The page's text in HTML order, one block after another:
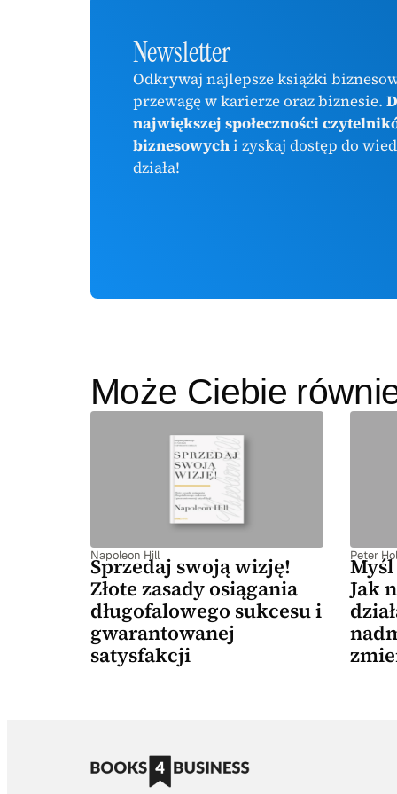
Newsletter
Odkrywaj najlepsze książki
przewagę w karierze oraz biznesie.
największej społeczności
biznesowychi zyskaj dostęp do
działa!
Może Ciebie
Napoleon Hill
Sprzedaj swoją wizję!
Złote zasady osiągania
długofalowego sukcesu i
gwarantowanej
satysfakcji
Peter
Jak